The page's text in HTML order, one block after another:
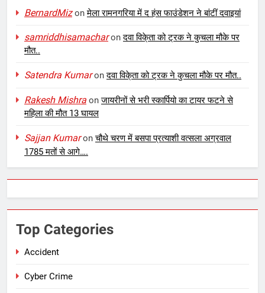
BernardMizonमेला रामनगरिया में द हंस फाउंडेशन ने बांटीं दवाइयां
samriddhisamacharonदवा विके्ता को ट्रक ने कुचला मौके पर
मौत..
Satendra Kumaronदवा विके्ता को ट्रक ने कुचला मौके पर मौत..
Rakesh Mishra onजायरीनों से भरी स्कार्पियो का टायर फटने से
महिला की मौत 13 घायल
Sajjan Kumaronचौथे चरण में बसपा प्रत्याशी वत्सला अग्रवाल
1785 मतों से आगे….
Top Categories
Accident
Cyber Crime